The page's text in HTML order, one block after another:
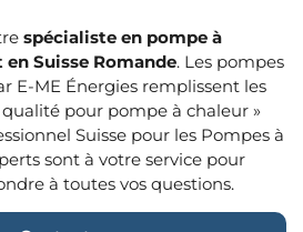
spécialiste en pompe à
Suisse Romande. Les pompes
E-ME Énergies remplissent les
pour pompe à chaleur »
Suisse pour les Pompes à
sont à votre service pour
à toutes vos questions.